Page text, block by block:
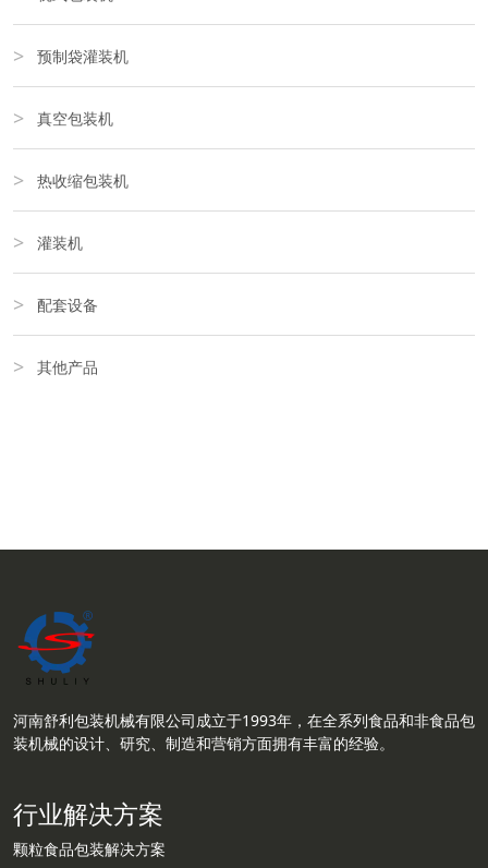
预制袋灌装机
真空包装机
热收缩包装机
灌装机
配套设备
其他产品
河南舒利包装机械有限公司成立于1993年，在全系列食品和非食品包
装机械的设计、研究、制造和营销方面拥有丰富的经验。
行业解决方案
颗粒食品包装解决方案